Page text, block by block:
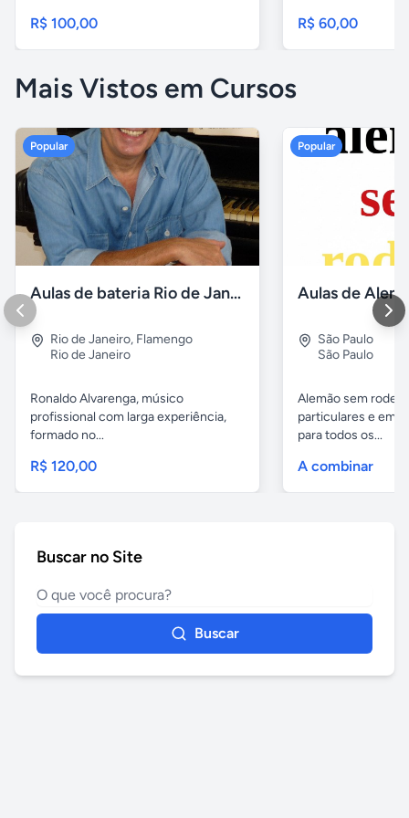
R$ 100,00 R$ 60,00
Mais Vistos em Cursos
Popular
Aulas de bateria Rio de Janeiro
Rio de Janeiro, Flamengo
Rio de Janeiro
Ronaldo Alvarenga, músico
profissional com larga experiência,
formado no...
R$ 120,00
Popular
São Paulo
São Paulo
Alemão sem
particulares e em
para todos os...
A combinar
Buscar no Site
Buscar